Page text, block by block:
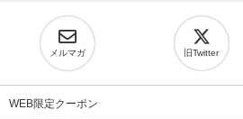
メルマガ 旧Twitter
WEB限定クーポン